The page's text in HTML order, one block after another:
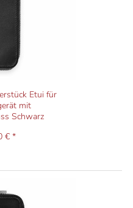
Etui für
mit
Schwarz
€ *